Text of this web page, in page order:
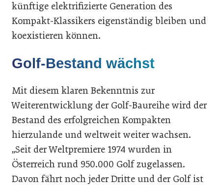
künftige elektrifizierte Generation des
Kompakt-Klassikers eigenständig bleiben und
koexistieren können.
Golf-Bestand wächst
Mit diesem klaren Bekenntnis zur
Weiterentwicklung der Golf-Baureihe wird der
Bestand des erfolgreichen Kompakten
hierzulande und weltweit weiter wachsen.
„Seit der Weltpremiere 1974 wurden in
Österreich rund 950.000 Golf zugelassen.
Davon fährt noch jeder Dritte und der Golf ist